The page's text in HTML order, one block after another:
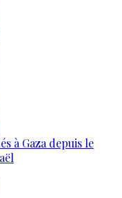
à Gaza depuis le